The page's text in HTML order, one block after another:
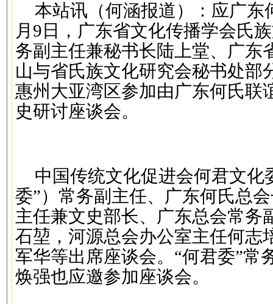
本站讯（何涵报道）：应广东
月9日，广东省文化传播学会氏
务副主任兼秘书长陆上堂、广东
山与省氏族文化研究会秘书处部
惠州大亚湾区参加由广东何氏联
史研讨座谈会。
中国传统文化促进会何君文化
委”）常务副主任、广东何氏总
主任兼文史部长、广东总会常务
石堃，河源总会办公室主任何志
军华等出席座谈会。“何君委”常
焕强也应邀参加座谈会。